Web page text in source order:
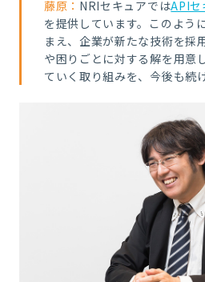
藤原： NRIセキュアではAPIセ
を提供しています。このよう
まえ、企業が新たな技術を採
や困りごとに対する解を用意
ていく取り組みを、今後も続